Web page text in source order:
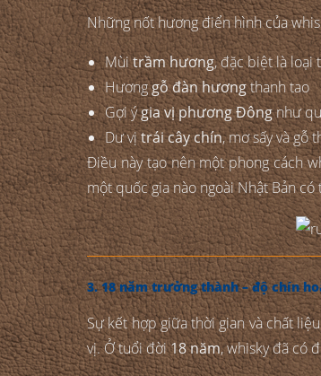
Những nốt hương điển hình của
Mùitrầm hương, đặc biệt là loại
Hươnggỗ đàn hươngthanh tao
Gợi ýgia vị phương Đôngnhư
Dư vịtrái cây chín, mơ sấy và gỗ
Điều này tạo nên một phong cách
một quốc gia nào ngoài Nhật Bản có
3. 18 năm trưởng thành – độ chín
Sự kết hợp giữa thời gian và chất
vị. Ở tuổi đời18 năm, whisky đã có